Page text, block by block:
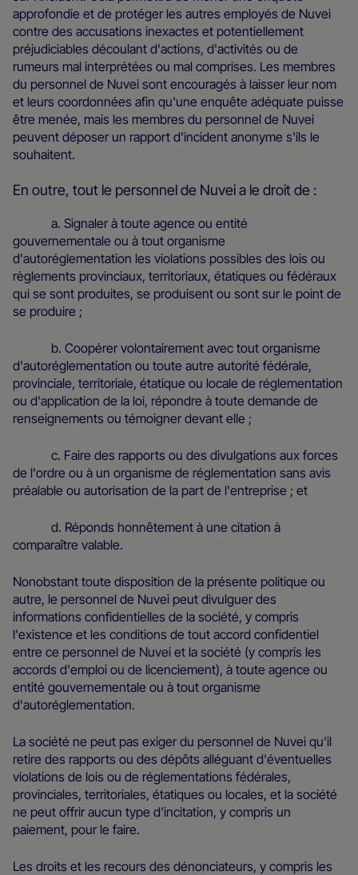
approfondie et de protéger les autres employés de Nuvei
contre des accusations inexactes et potentiellement
préjudiciables découlant d'actions, d'activités ou de
rumeurs mal interprétées ou mal comprises. Les membres
du personnel de Nuvei sont encouragés à laisser leur nom
et leurs coordonnées afin qu'une enquête adéquate puisse
être menée, mais les membres du personnel de Nuvei
peuvent déposer un rapport d'incident anonyme s'ils le
souhaitent.
En outre, tout le personnel de Nuvei a le droit de :
a. Signaler à toute agence ou entité
gouvernementale ou à tout organisme
d'autoréglementation les violations possibles des lois ou
règlements provinciaux, territoriaux, étatiques ou fédéraux
qui se sont produites, se produisent ou sont sur le point de
se produire ;
b. Coopérer volontairement avec tout organisme
d'autoréglementation ou toute autre autorité fédérale,
provinciale, territoriale, étatique ou locale de réglementation
ou d'application de la loi, répondre à toute demande de
renseignements ou témoigner devant elle ;
c. Faire des rapports ou des divulgations aux forces
de l'ordre ou à un organisme de réglementation sans avis
préalable ou autorisation de la part de l'entreprise ; et
d. Réponds honnêtement à une citation à
comparaître valable.
Nonobstant toute disposition de la présente politique ou
autre, le personnel de Nuvei peut divulguer des
informations confidentielles de la société, y compris
l'existence et les conditions de tout accord confidentiel
entre ce personnel de Nuvei et la société (y compris les
accords d'emploi ou de licenciement), à toute agence ou
entité gouvernementale ou à tout organisme
d'autoréglementation.
La société ne peut pas exiger du personnel de Nuvei qu'il
retire des rapports ou des dépôts alléguant d'éventuelles
violations de lois ou de réglementations fédérales,
provinciales, territoriales, étatiques ou locales, et la société
ne peut offrir aucun type d'incitation, y compris un
paiement, pour le faire.
Les droits et les recours des dénonciateurs, y compris les